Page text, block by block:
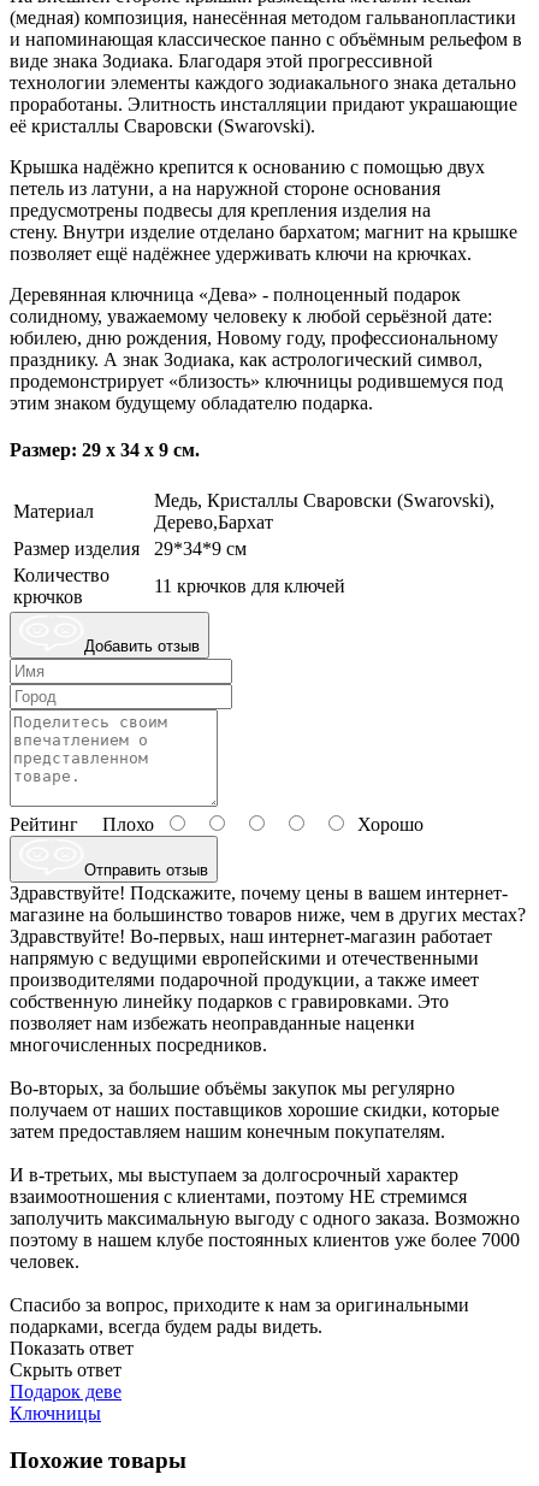
(медная) композиция, нанесённая методом гальванопластики
и напоминающая классическое панно с объёмным рельефом в
виде знака Зодиака. Благодаря этой прогрессивной
технологии элементы каждого зодиакального знака детально
проработаны. Элитность инсталляции придают украшающие
её кристаллы Сваровски (Swarovski).
Крышка надёжно крепится к основанию с помощью двух
петель из латуни, а на наружной стороне основания
предусмотрены подвесы для крепления изделия на
стену. Внутри изделие отделано бархатом; магнит на крышке
позволяет ещё надёжнее удерживать ключи на крючках.
Деревянная ключница «Дева» - полноценный подарок
солидному, уважаемому человеку к любой серьёзной дате:
юбилею, дню рождения, Новому году, профессиональному
празднику. А знак Зодиака, как астрологический символ,
продемонстрирует «близость» ключницы родившемуся под
этим знаком будущему обладателю подарка.
Размер: 29 х 34 х 9 см.
Материал
Медь, Кристаллы Сваровски (Swarovski),
Дерево,Бархат
Размер изделия
29*34*9 см
Количество
крючков
11 крючков для ключей
Добавить отзыв
Рейтинг Плохо Хорошо
Отправить отзыв
Здравствуйте! Подскажите, почему цены в вашем интернет-
магазине на большинство товаров ниже, чем в других местах?
Здравствуйте! Во-первых, наш интернет-магазин работает
напрямую с ведущими европейскими и отечественными
производителями подарочной продукции, а также имеет
собственную линейку подарков с гравировками. Это
позволяет нам избежать неоправданные наценки
многочисленных посредников.
Во-вторых, за большие объёмы закупок мы регулярно
получаем от наших поставщиков хорошие скидки, которые
затем предоставляем нашим конечным покупателям.
И в-третьих, мы выступаем за долгосрочный характер
взаимоотношения с клиентами, поэтому НЕ стремимся
заполучить максимальную выгоду с одного заказа. Возможно
поэтому в нашем клубе постоянных клиентов уже более 7000
человек.
Спасибо за вопрос, приходите к нам за оригинальными
подарками, всегда будем рады видеть.
Показать ответ
Скрыть ответ
Подарок деве
Ключницы
Похожие товары